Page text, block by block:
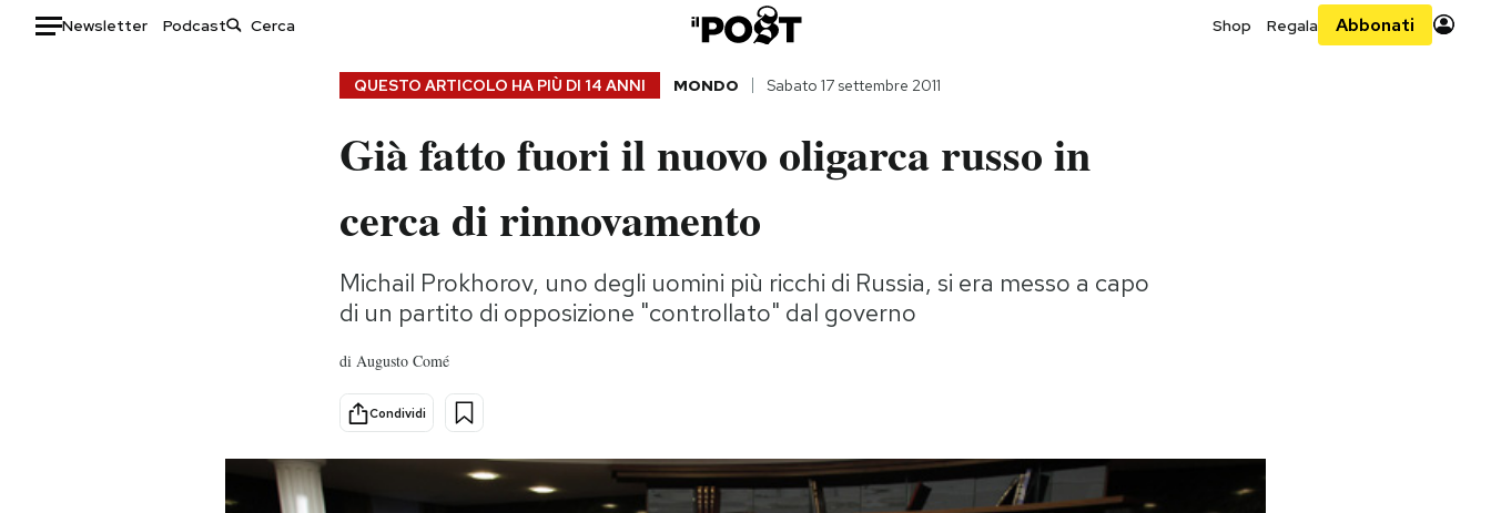
Newsletter Podcast Shop Regala Abbonati
Storie/Idee
Ok Boomer!
QUESTO ARTICOLO HA PIÙ DI 14 ANNI MONDO Sabato 17 settembre 2011
Già fatto fuori il nuovo oligarca russo in
cerca di rinnovamento
Michail Prokhorov, uno degli uomini più ricchi di Russia, si era messo a capo
di un partito di opposizione "controllato" dal governo
di Augusto Comé
Condividi